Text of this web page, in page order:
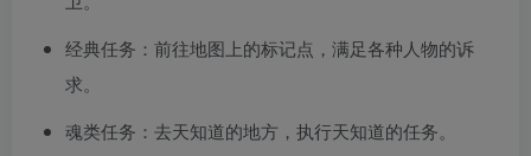
经典任务：前往地图上的标记点，满足各种人物的诉
求。
魂类任务：去天知道的地方，执行天知道的任务。